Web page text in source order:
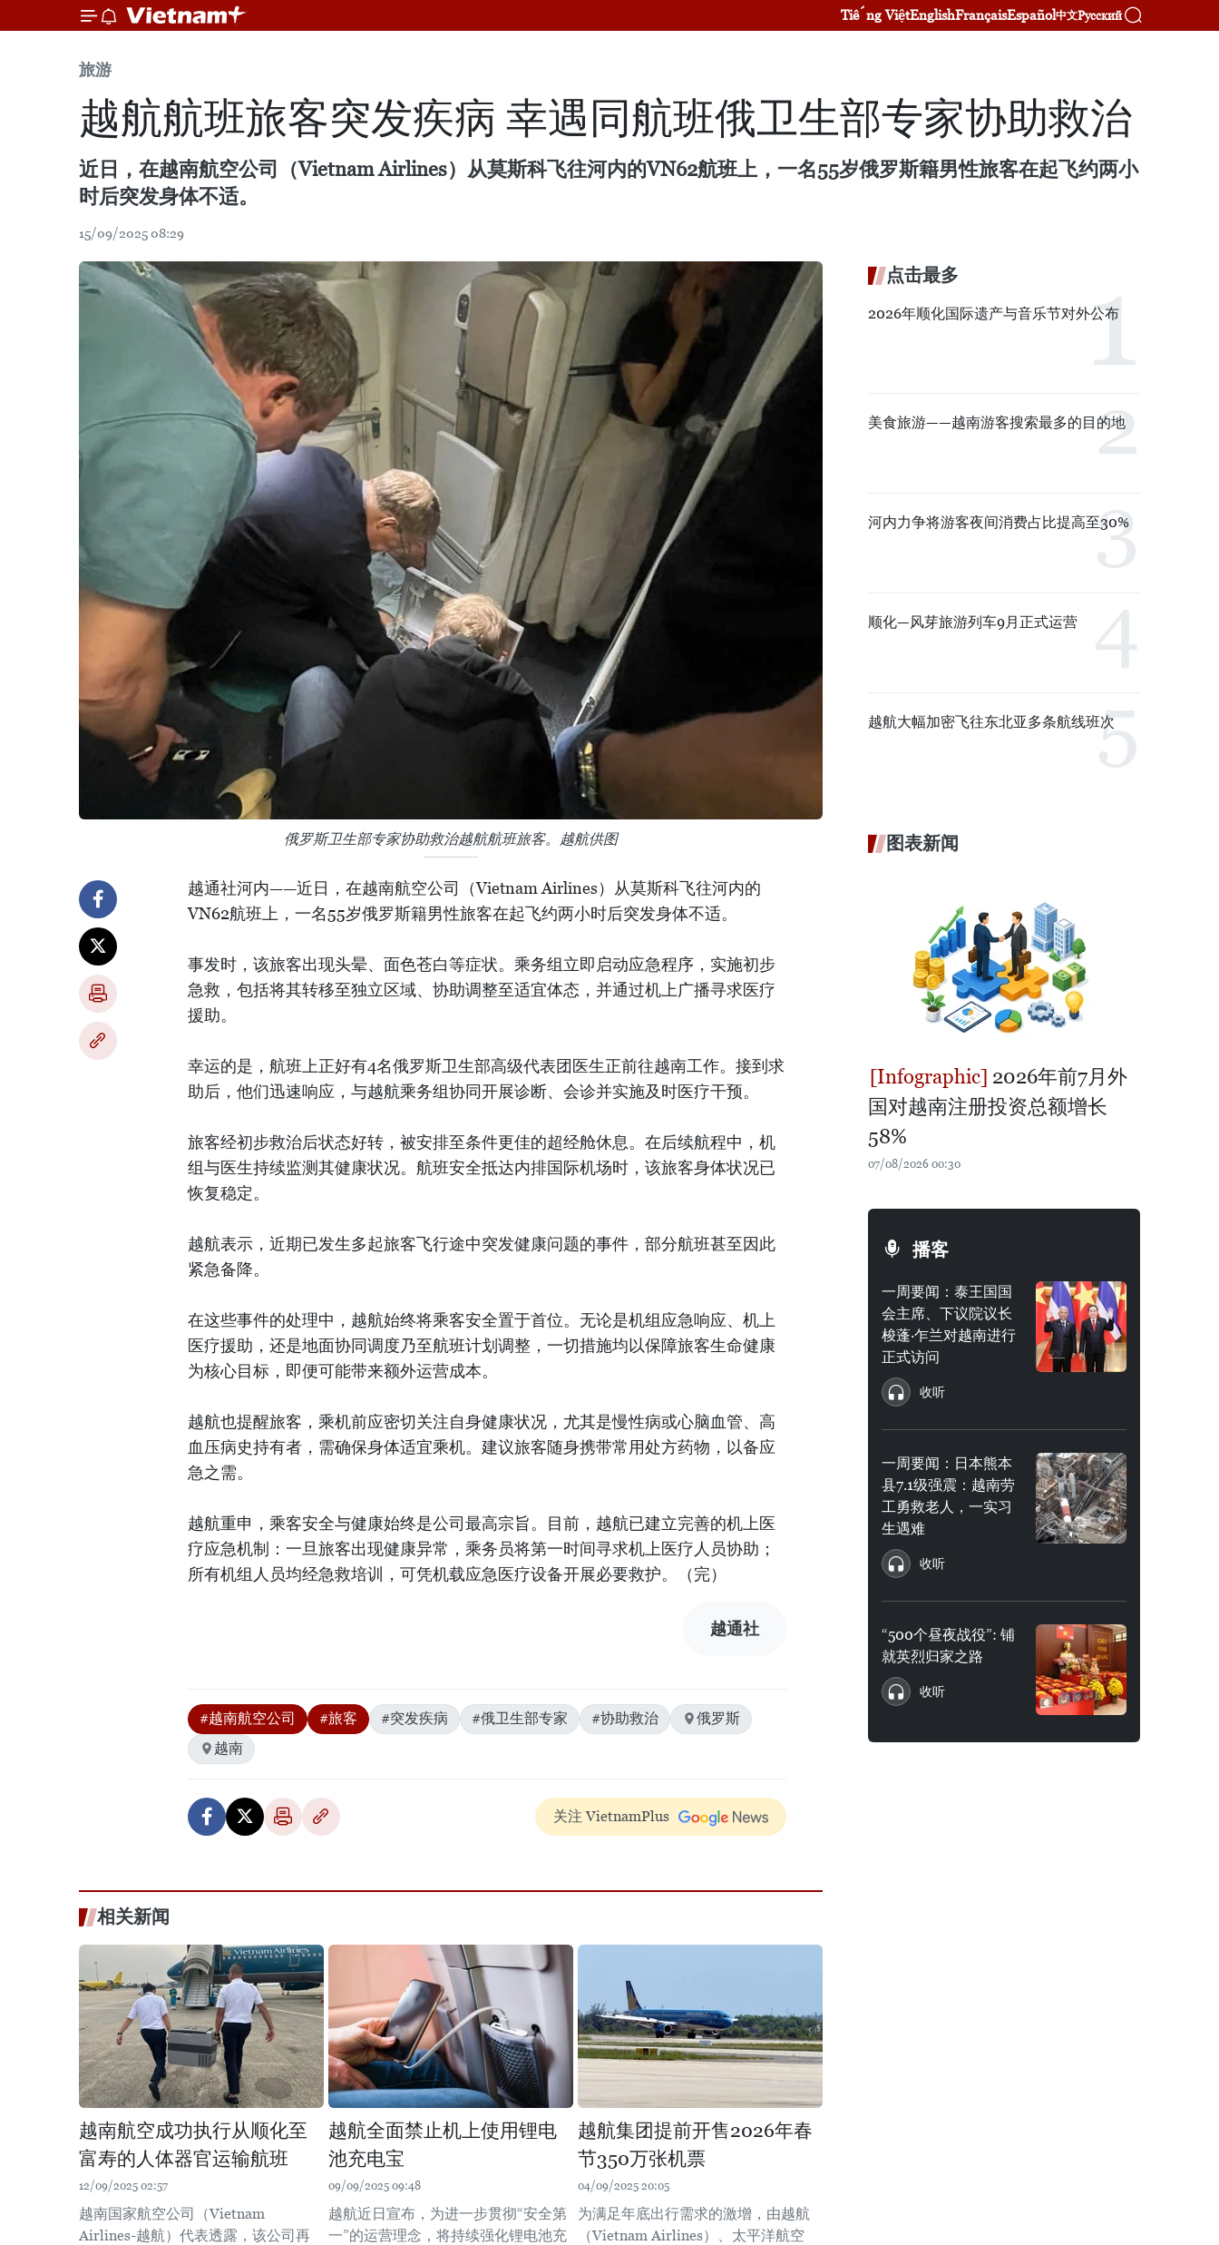
Tiếng ViệtEnglishFrançaisEspañol中文Русский
旅游
越航航班旅客突发疾病 幸遇同航班俄卫生部专家协助救治
近日，在越南航空公司（Vietnam Airlines）从莫斯科飞往河内的VN62航班上，一名55岁俄罗斯籍男性旅客在起飞约两小
时后突发身体不适。
15/09/2025 08:29
俄罗斯卫生部专家协助救治越航航班旅客。越航供图
越通社河内——近日，在越南航空公司（Vietnam Airlines）从莫斯科飞往河内的
VN62航班上，一名55岁俄罗斯籍男性旅客在起飞约两小时后突发身体不适。
事发时，该旅客出现头晕、面色苍白等症状。乘务组立即启动应急程序，实施初步
急救，包括将其转移至独立区域、协助调整至适宜体态，并通过机上广播寻求医疗
援助。
幸运的是，航班上正好有4名俄罗斯卫生部高级代表团医生正前往越南工作。接到求
助后，他们迅速响应，与越航乘务组协同开展诊断、会诊并实施及时医疗干预。
旅客经初步救治后状态好转，被安排至条件更佳的超经舱休息。在后续航程中，机
组与医生持续监测其健康状况。航班安全抵达内排国际机场时，该旅客身体状况已
恢复稳定。
越航表示，近期已发生多起旅客飞行途中突发健康问题的事件，部分航班甚至因此
紧急备降。
在这些事件的处理中，越航始终将乘客安全置于首位。无论是机组应急响应、机上
医疗援助，还是地面协同调度乃至航班计划调整，一切措施均以保障旅客生命健康
为核心目标，即便可能带来额外运营成本。
越航也提醒旅客，乘机前应密切关注自身健康状况，尤其是慢性病或心脑血管、高
血压病史持有者，需确保身体适宜乘机。建议旅客随身携带常用处方药物，以备应
急之需。
越航重申，乘客安全与健康始终是公司最高宗旨。目前，越航已建立完善的机上医
疗应急机制：一旦旅客出现健康异常，乘务员将第一时间寻求机上医疗人员协助；
所有机组人员均经急救培训，可凭机载应急医疗设备开展必要救护。（完）
越通社
#越南航空公司 #旅客 #突发疾病 #俄卫生部专家 #协助救治
俄罗斯
越南
关注 VietnamPlus
相关新闻
越南航空成功执行从顺化至
富寿的人体器官运输航班
12/09/2025 02:57
越南国家航空公司（Vietnam
Airlines-越航）代表透露，该公司再
越航全面禁止机上使用锂电
池充电宝
09/09/2025 09:48
越航近日宣布，为进一步贯彻“安全第
一”的运营理念，将持续强化锂电池充
越航集团提前开售2026年春
节350万张机票
04/09/2025 20:05
为满足年底出行需求的激增，由越航
（Vietnam Airlines）、太平洋航空
点击最多
2026年顺化国际遗产与音乐节对外公布
美食旅游——越南游客搜索最多的目的地
河内力争将游客夜间消费占比提高至30%
顺化—风芽旅游列车9月正式运营
越航大幅加密飞往东北亚多条航线班次
图表新闻
2026年前7月外
国对越南注册投资总额增长
58%
07/08/2026 00:30
播客
一周要闻：泰王国国
会主席、下议院议长
梭蓬·乍兰对越南进行
正式访问
收听
一周要闻：日本熊本
县7.1级强震：越南劳
工勇救老人，一实习
生遇难
收听
“500个昼夜战役”: 铺
就英烈归家之路
收听